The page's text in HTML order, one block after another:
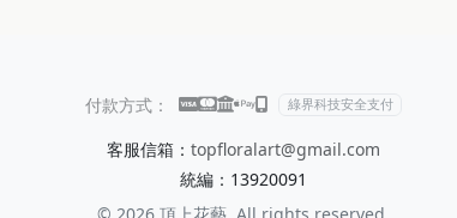
付款方式： 綠界科技安全支付
客服信箱： topfloralart@gmail.com
統編：13920091